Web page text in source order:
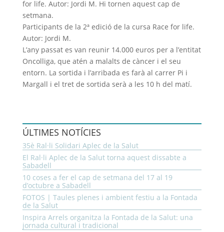
Participants de la 2ª edició de la cursa Race for life.
Autor: Jordi M.
L’any passat es van reunir 14.000 euros per a l’entitat
Oncolliga, que atén a malalts de càncer i el seu
entorn. La sortida i l’arribada es farà al carrer Pi i
Margall i el tret de sortida serà a les 10 h del matí.
ÚLTIMES NOTÍCIES
35è Ral·li Solidari Aplec de la Salut
El Ral·li Aplec de la Salut torna aquest dissabte a
Sabadell
10 coses a fer el cap de setmana del 17 al 19
d’octubre a Sabadell
FOTOS | Taules plenes i ambient festiu a la Fontada
de la Salut
Inspira Arrels organitza la Fontada de la Salut: una
jornada cultural i tradicional